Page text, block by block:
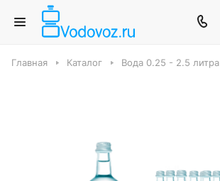
Главная Каталог Вода 0.25 - 2.5 литра